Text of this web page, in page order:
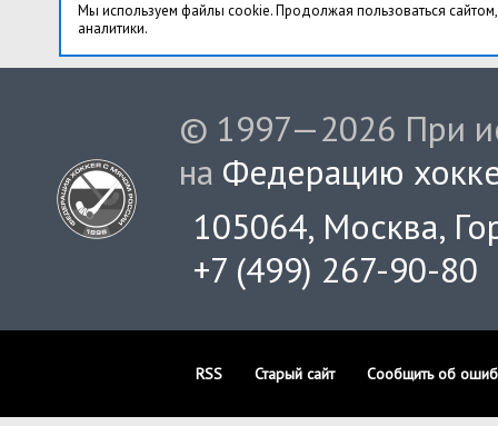
Мы используем файлы cookie. Продолжая пользоваться
аналитики.
© 1997—2026 При
на Федерацию
105064, Москва,
+7 (499) 267-90-80
RSS Старый сайт Сообщить об